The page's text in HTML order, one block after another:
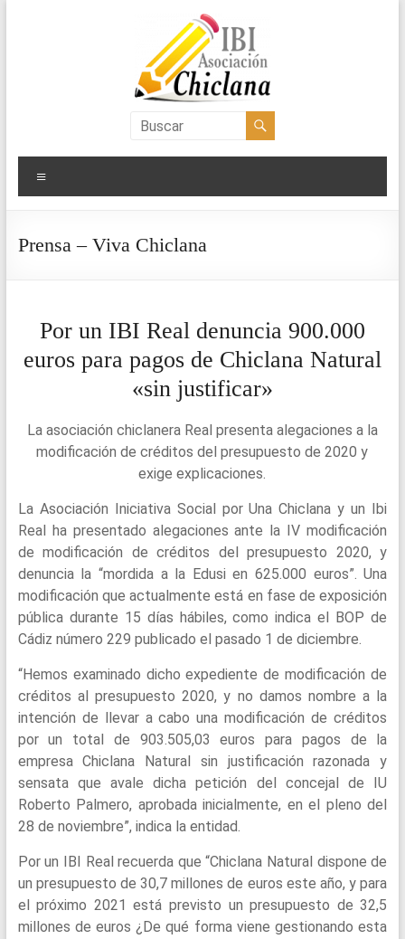
Asociación
IBI
Chiclana
Prensa – Viva Chiclana
Por un IBI Real denuncia 900.000
euros para pagos de Chiclana Natural
«sin justificar»
La asociación chiclanera Real presenta alegaciones a la
modificación de créditos del presupuesto de 2020 y
exige explicaciones.
La Asociación Iniciativa Social por Una Chiclana y un Ibi
Real ha presentado alegaciones ante la IV modificación
de modificación de créditos del presupuesto 2020, y
denuncia la “mordida a la Edusi en 625.000 euros”. Una
modificación que actualmente está en fase de exposición
pública durante 15 días hábiles, como indica el BOP de
Cádiz número 229 publicado el pasado 1 de diciembre.
“Hemos examinado dicho expediente de modificación de
créditos al presupuesto 2020, y no damos nombre a la
intención de llevar a cabo una modificación de créditos
por un total de 903.505,03 euros para pagos de la
empresa Chiclana Natural sin justificación razonada y
sensata que avale dicha petición del concejal de IU
Roberto Palmero, aprobada inicialmente, en el pleno del
28 de noviembre”, indica la entidad.
Por un IBI Real recuerda que “Chiclana Natural dispone de
un presupuesto de 30,7 millones de euros este año, y para
el próximo 2021 está previsto un presupuesto de 32,5
millones de euros ¿De qué forma viene gestionando esta